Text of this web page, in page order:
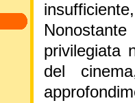
privilegiata
del